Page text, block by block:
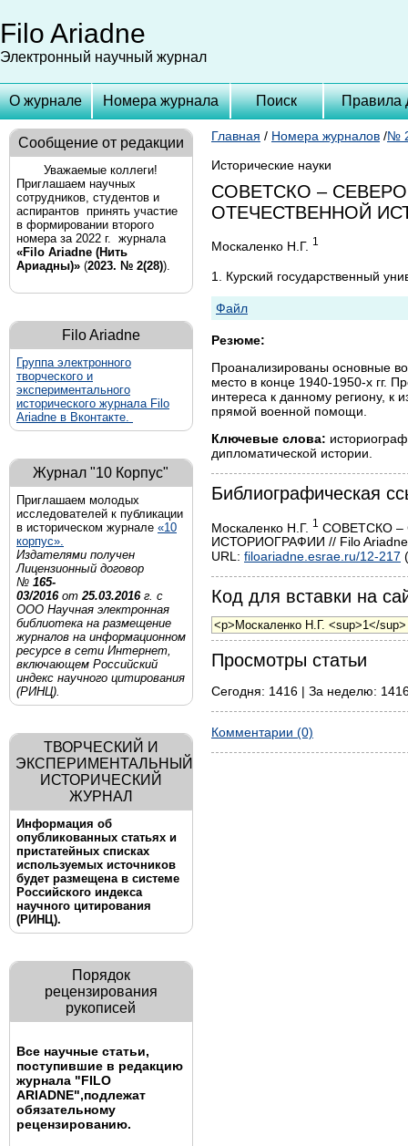
Filo Ariadne
Электронный научный журнал
О журнале Номера журнала Поиск Правила
Сообщение от редакции
Уважаемые коллеги!
Приглашаем научных
сотрудников, студентов и
аспирантов принять участие
в формировании второго
номера за 2022 г. журнала
«Filo Ariadne (Нить
Ариадны)» (2023. № 2(28)).
Filo Ariadne
Группа электронного
творческого и
экспериментального
исторического журнала Filo
Ariadne в Вконтакте.
Журнал "10 Корпус"
Приглашаем молодых
исследователей к публикации
в историческом журнале «10
корпус».
Издателями получен
Лицензионный договор
№ 165-
03/2016от25.03.2016г. с
ООО Научная электронная
библиотека на размещение
журналов на информационном
ресурсе в сети Интернет,
включающем Российский
индекс научного цитирования
(РИНЦ).
ТВОРЧЕСКИЙ И
ЭКСПЕРИМЕНТАЛЬНЫЙ
ИСТОРИЧЕСКИЙ
ЖУРНАЛ
Информация об
опубликованных статьях и
пристатейных списках
используемых источников
будет размещена в системе
Российского индекса
научного цитирования
(РИНЦ).
Порядок
рецензирования
рукописей
Все научные статьи,
поступившие в редакцию
журнала "FILO
ARIADNE",подлежат
обязательному
рецензированию.
Главная / Номера журналов /№
Исторические науки
СОВЕТСКО –
ОТЕЧЕСТВЕННОЙ
Москаленко Н.Г. 1
1. Курский государственный
Файл
Резюме:
Проанализированы основные
место в конце 1940-1950-х гг.
интереса к данному региону, к
прямой военной помощи.
Ключевые слова:
дипломатической истории.
Библиографическая
Москаленко Н.Г. 1 СОВЕТСКО –
ИСТОРИОГРАФИИ // Filo
URL: filoariadne.esrae.ru/12-217
Код для вставки на
Просмотры статьи
Сегодня: 1416 | За неделю:
Комментарии (0)